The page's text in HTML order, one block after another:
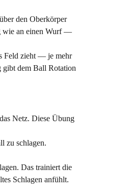
den Oberkörper
wie an einen Wurf —
Feld zieht — je mehr
gibt dem Ball Rotation
Netz. Diese Übung
zu schlagen.
Das trainiert die
Schlagen anfühlt.